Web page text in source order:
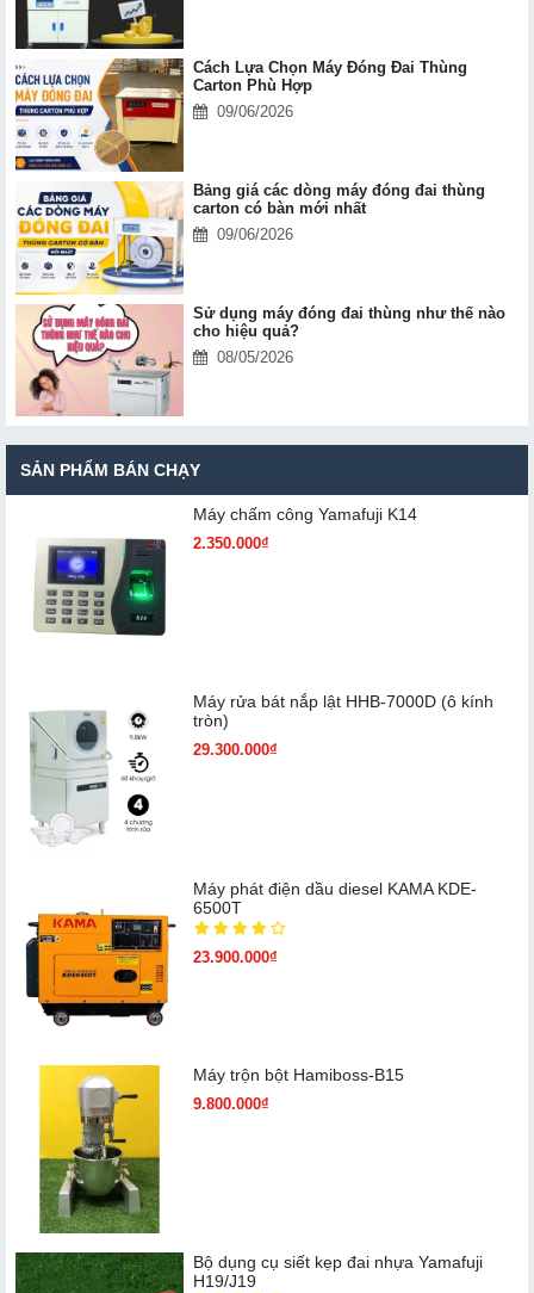
Cách Lựa Chọn Máy Đóng Đai Thùng
Carton Phù Hợp
09/06/2026
Bảng giá các dòng máy đóng đai thùng
carton có bàn mới nhất
09/06/2026
Sử dụng máy đóng đai thùng như thế nào
cho hiệu quả?
08/05/2026
SẢN PHẨM BÁN CHẠY
Máy chấm cô​ng Yamafuji K14
2.350.000₫
Máy rửa bát nắp lật HHB-7000D (ô kính
tròn)
29.300.000₫
Máy phát điện dầu diesel KAMA KDE-
6500T
23.900.000₫
Máy trộn bột Hamiboss-B15
9.800.000₫
Bộ dụng cụ siết kẹp đai nhựa Yamafuji
H19/J19